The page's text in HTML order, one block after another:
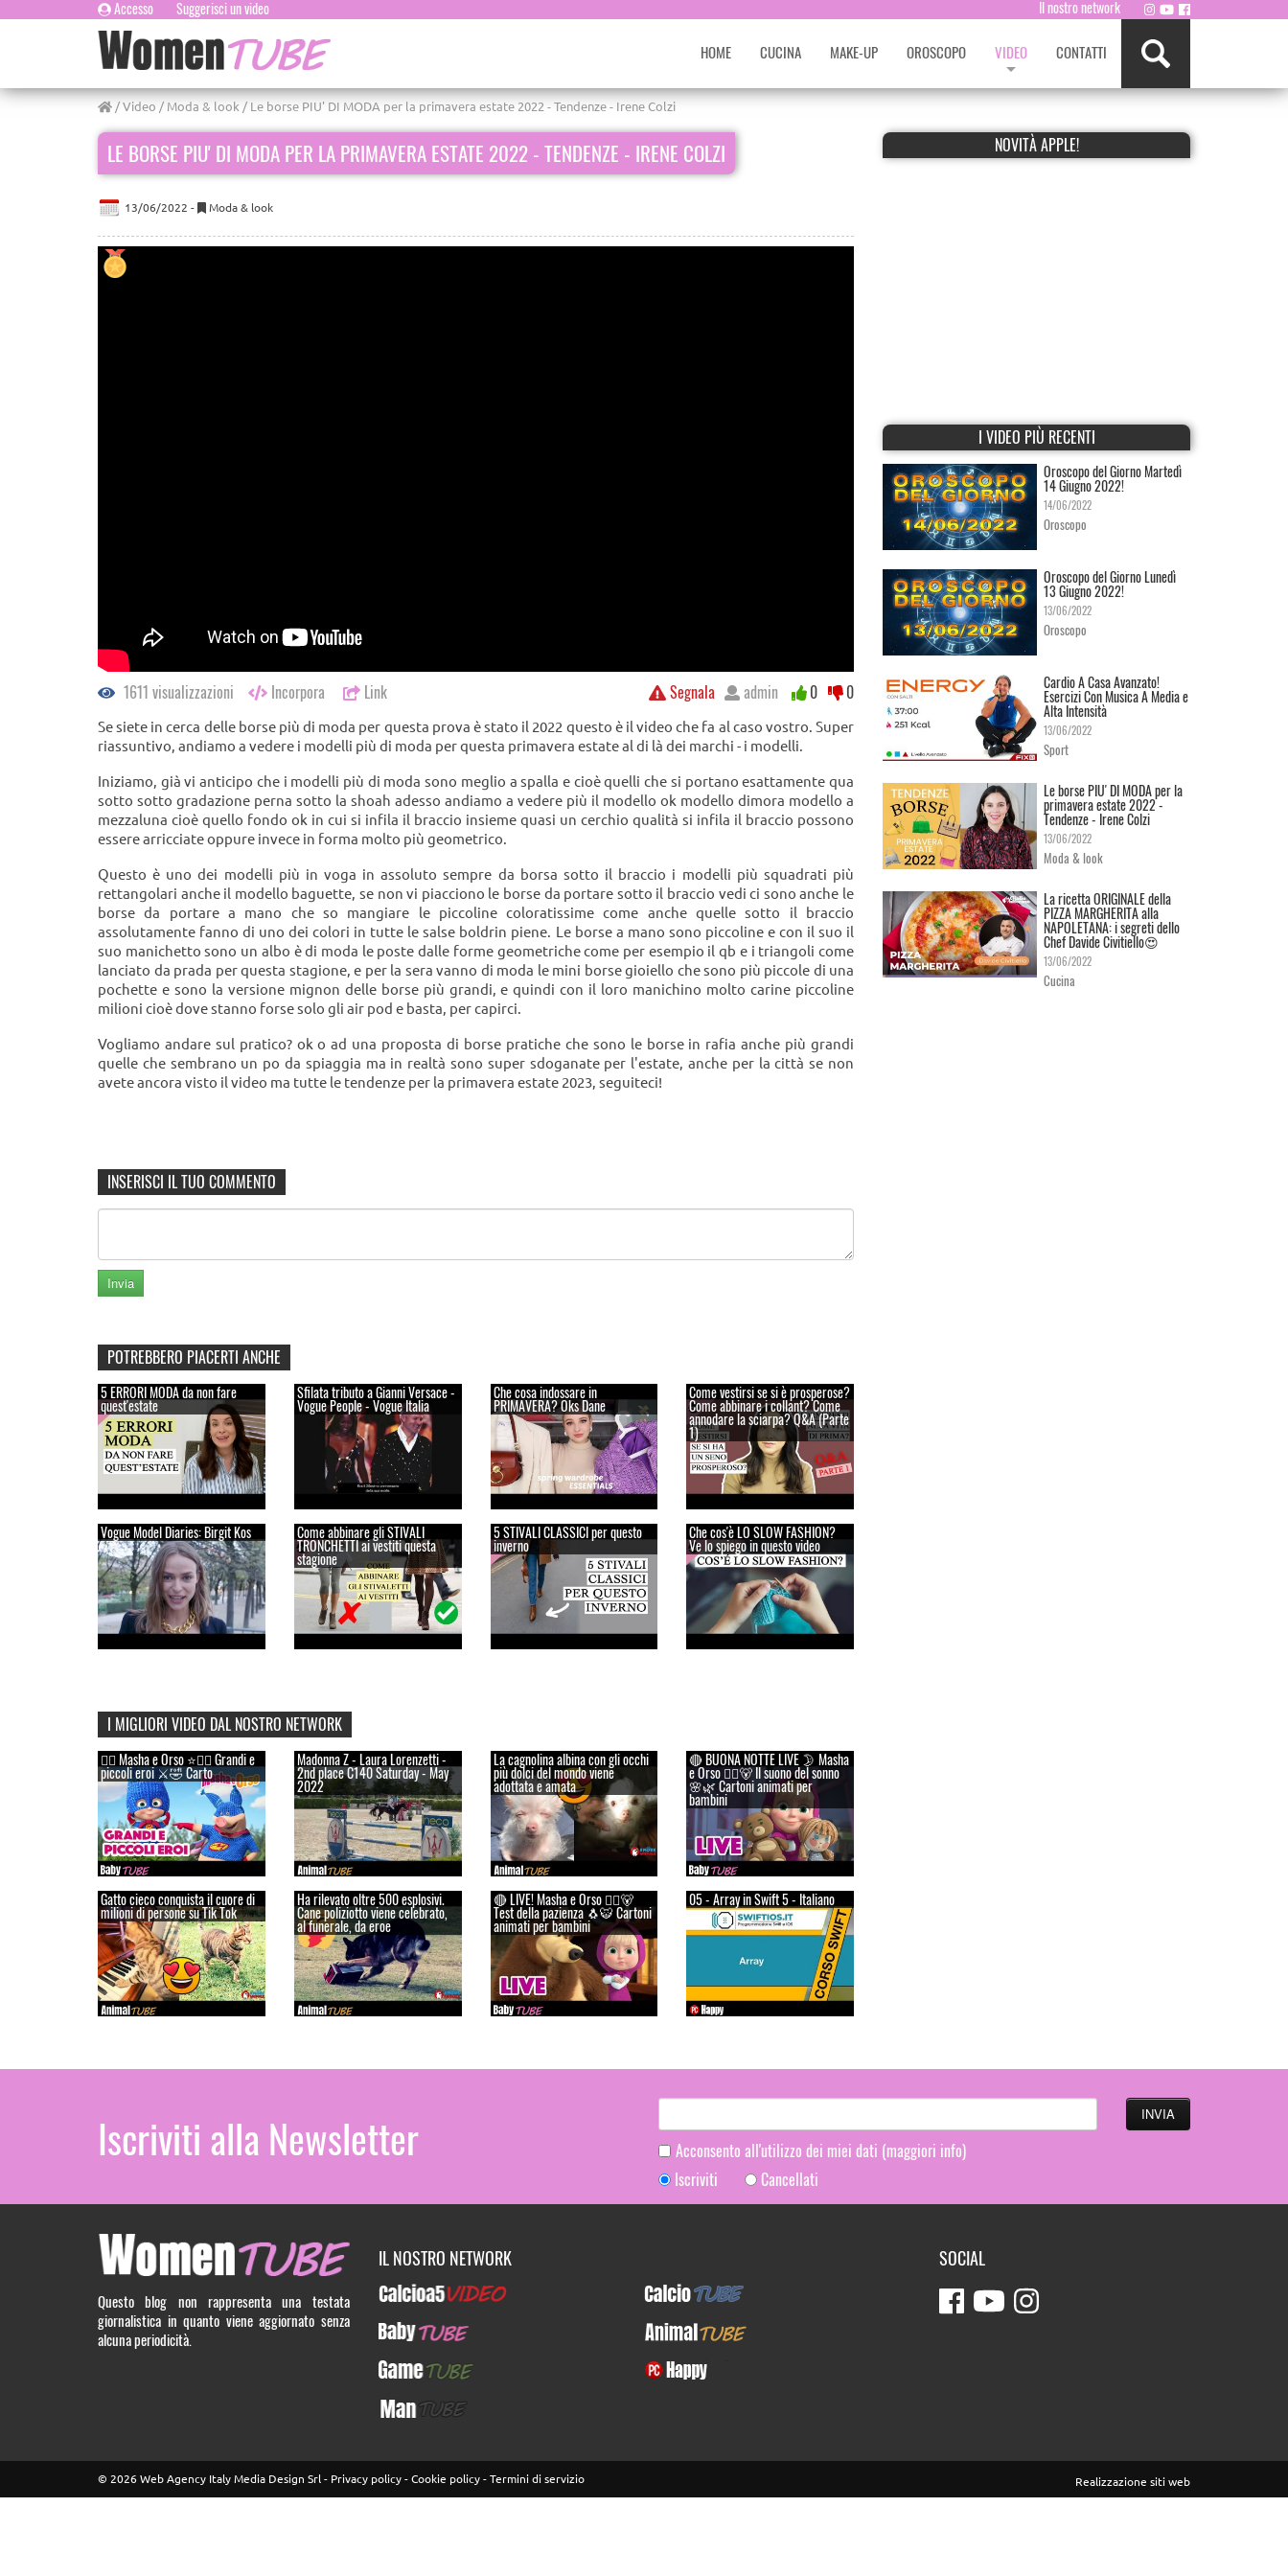
Accesso Suggerisci un video Il nostro network
HOME CUCINA MAKE-UP OROSCOPO VIDEO CONTATTI
/Video / Moda & look / Le borse PIU' DI MODA per la primavera estate 2022 - Tendenze - Irene Colzi
LE BORSE PIU' DI MODA PER LA PRIMAVERA ESTATE 2022 - TENDENZE - IRENE COLZI
13/06/2022 - Moda & look
1611 visualizzazioni Incorpora Link Segnala admin 0 0
Se siete in cerca delle borse più di moda per questa prova è stato il 2022 questo è il video che fa al caso vostro. Super
riassuntivo, andiamo a vedere i modelli più di moda per questa primavera estate al di là dei marchi - i modelli.
Iniziamo, già vi anticipo che i modelli più di moda sono meglio a spalla e cioè quelli che si portano esattamente qua
sotto sotto gradazione perna sotto la shoah adesso andiamo a vedere più il modello ok modello dimora modello a
mezzaluna cioè quello fondo ok in cui si infila il braccio insieme quasi un cerchio qualità si infila il braccio possono
essere arricciate oppure invece in forma molto più geometrico.
Questo è uno dei modelli più in voga in assoluto sempre da borsa sotto il braccio i modelli più squadrati più
rettangolari anche il modello baguette, se non vi piacciono le borse da portare sotto il braccio vedi ci sono anche le
borse da portare a mano che so mangiare le piccoline coloratissime come anche quelle sotto il braccio
assolutamente fanno di uno dei colori in tutte le salse boldrin piene. Le borse a mano sono piccoline e con il suo il
suo manichetto sono un albo è di moda le poste dalle forme geometriche come per esempio il qb e i triangoli come
lanciato da prada per questa stagione, e per la sera vanno di moda le mini borse gioiello che sono più piccole di una
pochette e sono la versione mignon delle borse più grandi, e quindi con il loro manichino molto carine piccoline
milioni cioè dove stanno forse solo gli air pod e basta, per capirci.
Vogliamo andare sul pratico? ok o ad una proposta di borse pratiche che sono le borse in rafia anche più grandi
quelle che sembrano un po da spiaggia ma in realtà sono super sdoganate per l'estate, anche per la città se non
avete ancora visto il video ma tutte le tendenze per la primavera estate 2023, seguiteci!
INSERISCI IL TUO COMMENTO
POTREBBERO PIACERTI ANCHE
5 ERRORI MODA da non fare
quest'estate
Sfilata tributo a Gianni Versace -
Vogue People - Vogue Italia
Che cosa indossare in
PRIMAVERA? Oks Dane
Come vestirsi se si è prosperose?
Come abbinare i collant? Come
annodare la sciarpa? Q&A (Parte
1)
Vogue Model Diaries: Birgit Kos Come abbinare gli STIVALI
TRONCHETTI ai vestiti questa
stagione
5 STIVALI CLASSICI per questo
inverno
Che cos'è LO SLOW FASHION?
Ve lo spiego in questo video
I MIGLIORI VIDEO DAL NOSTRO NETWORK
👱‍♀️ Masha e Orso ⭐🦸‍♀️ Grandi e
piccoli eroi ⚔️🤣 Carto
Madonna Z - Laura Lorenzetti -
2nd place C140 Saturday - May
2022
La cagnolina albina con gli occhi
più dolci del mondo viene
adottata e amata
🔴 BUONA NOTTE LIVE 🌛 Masha
e Orso 👱‍♀️🐻 Il suono del sonno
🌸🌿 Cartoni animati per
bambini
Gatto cieco conquista il cuore di
milioni di persone su Tik Tok
Ha rilevato oltre 500 esplosivi.
Cane poliziotto viene celebrato,
al funerale, da eroe
🔴 LIVE! Masha e Orso 👱‍♀️🐻
Test della pazienza 🐧🐯 Cartoni
animati per bambini
05 - Array in Swift 5 - Italiano
NOVITÀ APPLE!
I VIDEO PIÙ RECENTI
Oroscopo del Giorno Martedì
14 Giugno 2022!
14/06/2022
Oroscopo
Oroscopo del Giorno Lunedì
13 Giugno 2022!
13/06/2022
Oroscopo
Cardio A Casa Avanzato!
Esercizi Con Musica A Media e
Alta Intensità
13/06/2022
Sport
Le borse PIU' DI MODA per la
primavera estate 2022 -
Tendenze - Irene Colzi
13/06/2022
Moda & look
La ricetta ORIGINALE della
PIZZA MARGHERITA alla
NAPOLETANA: i segreti dello
Chef Davide Civitiello😍
13/06/2022
Cucina
Iscriviti alla Newsletter Acconsento all'utilizzo dei miei dati (maggiori info)
Iscriviti
Cancellati
Questo blog non rappresenta una testata
giornalistica in quanto viene aggiornato senza
alcuna periodicità.
IL NOSTRO NETWORK
Calcioa5Video
CalcioTUBE
BabyTUBE
AnimalTUBE
GameTUBE
PcHappy
ManTUBE
SOCIAL
© 2026 Web Agency Italy Media Design Srl - Privacy policy-Cookie policy-Termini di servizio Realizzazione siti web